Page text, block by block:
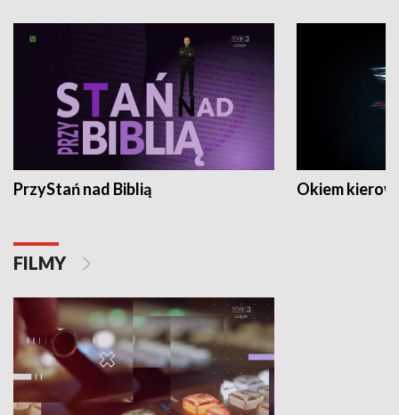
PrzyStań nad Biblią Okiem
FILMY